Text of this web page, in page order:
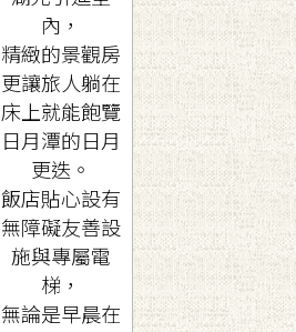
內，
精緻的景觀房
更讓旅人躺在
床上就能飽覽
日月潭的日月
更迭。
飯店貼心設有
無障礙友善設
施與專屬電
梯，
無論是早晨在